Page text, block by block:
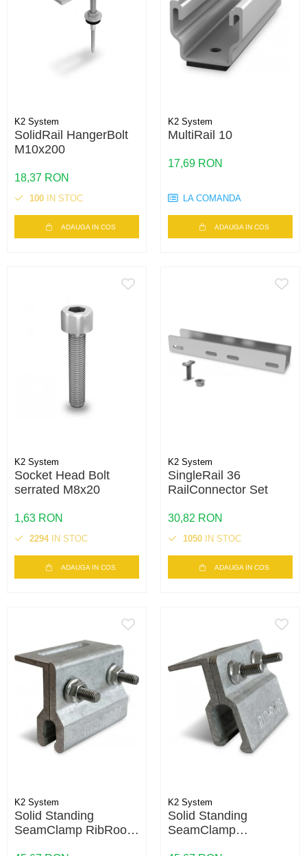
K2 System
SolidRail HangerBolt
M10x200
18,37 RON
100 IN STOC
ADAUGA IN COS
K2 System
MultiRail 10
17,69 RON
LA COMANDA
ADAUGA IN COS
K2 System
Socket Head Bolt
serrated M8x20
1,63 RON
2294IN STOC
ADAUGA IN COS
K2 System
SingleRail 36
RailConnector Set
30,82 RON
1050 IN STOC
ADAUGA IN COS
K2 System
Solid Standing
SeamClamp RibRoof
K2 System
Solid Standing
SeamClamp